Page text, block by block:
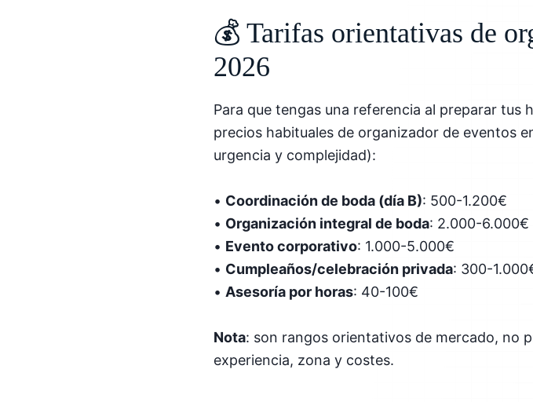
💰 Tarifas orientativas de
2026
Para que tengas una referencia al preparar tus
precios habituales de organizador de eventos
urgencia y complejidad):
• Coordinación de boda (día B): 500-1.200€
• Organización integral de boda: 2.000-6.000€
• Evento corporativo: 1.000-5.000€
• Cumpleaños/celebración privada: 300-
• Asesoría por horas: 40-100€
Nota: son rangos orientativos de mercado, no
experiencia, zona y costes.